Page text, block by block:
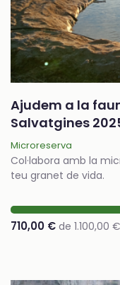
Ajudem a la
Salvatgines
Microreserva
Col·labora amb la
teu granet de vida.
710,00 € de 1.100,00 €